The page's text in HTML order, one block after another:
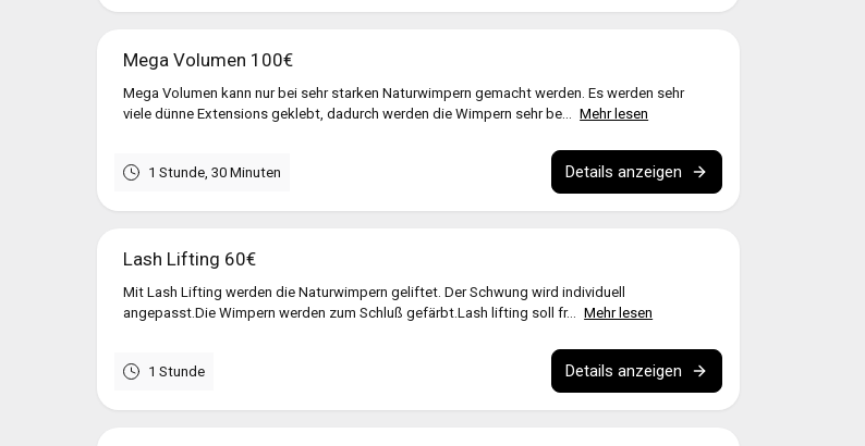
Mega Volumen 100€
Mega Volumen kann nur bei sehr starken Naturwimpern gemacht werden. Es werden sehr
viele dünne Extensions geklebt, dadurch werden die Wimpern sehr be... Mehr lesen
1 Stunde, 30 Minuten Details anzeigen
Lash Lifting 60€
Mit Lash Lifting werden die Naturwimpern geliftet. Der Schwung wird individuell
angepasst.Die Wimpern werden zum Schluß gefärbt.Lash lifting soll fr... Mehr lesen
1 Stunde Details anzeigen